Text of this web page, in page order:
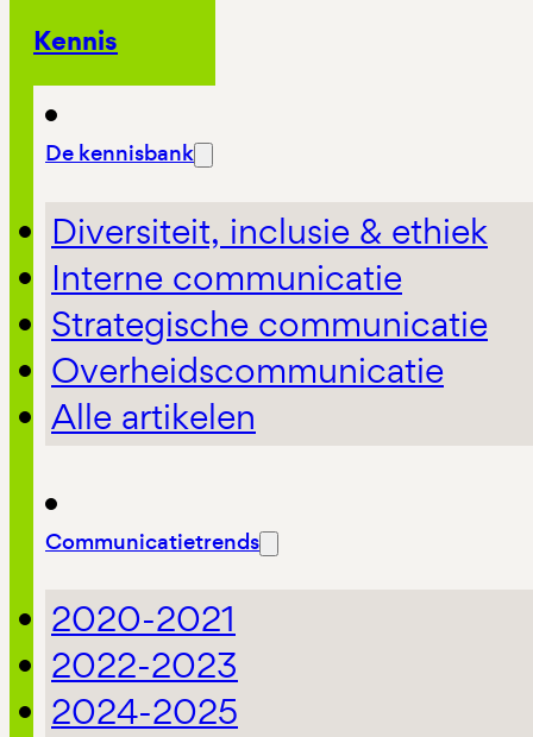
Kennis
De kennisbank
Diversiteit, inclusie & ethiek
Interne communicatie
Strategische communicatie
Overheidscommunicatie
Alle artikelen
Communicatietrends
2020-2021
2022-2023
2024-2025